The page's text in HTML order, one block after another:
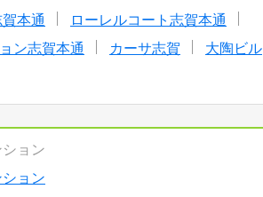
本通
ローレルコート志賀本通
ン志賀本通 カーサ志賀
大陶ビル
ョン
ョン